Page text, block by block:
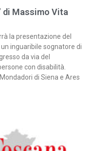
di Massimo Vita
la presentazione del
inguaribile sognatore di
da via del
con disabilità.
di Siena e Ares